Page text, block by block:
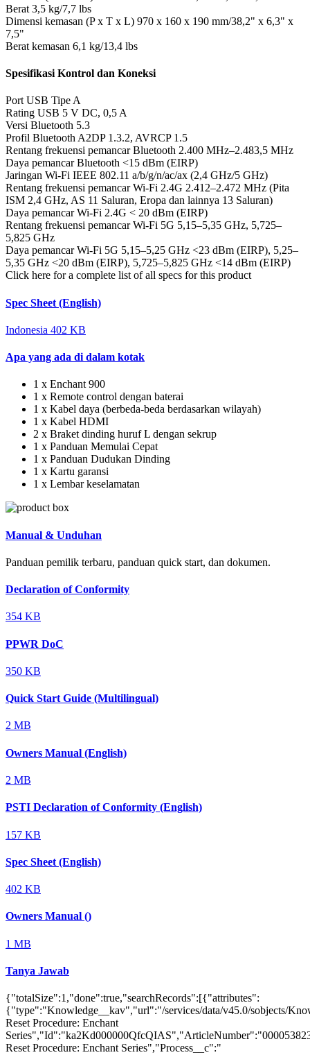
Berat 3,5 kg/7,7 lbs
Dimensi kemasan (P x T x L) 970 x 160 x 190 mm/38,2" x 6,3" x
7,5"
Berat kemasan 6,1 kg/13,4 lbs
Spesifikasi Kontrol dan Koneksi
Port USB Tipe A
Rating USB 5 V DC, 0,5 A
Versi Bluetooth 5.3
Profil Bluetooth A2DP 1.3.2, AVRCP 1.5
Rentang frekuensi pemancar Bluetooth 2.400 MHz–2.483,5 MHz
Daya pemancar Bluetooth <15 dBm (EIRP)
Jaringan Wi-Fi IEEE 802.11 a/b/g/n/ac/ax (2,4 GHz/5 GHz)
Rentang frekuensi pemancar Wi-Fi 2.4G 2.412–2.472 MHz (Pita
ISM 2,4 GHz, AS 11 Saluran, Eropa dan lainnya 13 Saluran)
Daya pemancar Wi-Fi 2.4G < 20 dBm (EIRP)
Rentang frekuensi pemancar Wi-Fi 5G 5,15–5,35 GHz, 5,725–
5,825 GHz
Daya pemancar Wi-Fi 5G 5,15–5,25 GHz <23 dBm (EIRP), 5,25–
5,35 GHz <20 dBm (EIRP), 5,725–5,825 GHz <14 dBm (EIRP)
Click here for a complete list of all specs for this product
Spec Sheet (English)
Indonesia 402 KB
Apa yang ada di dalam kotak
1 x Enchant 900
1 x Remote control dengan baterai
1 x Kabel daya (berbeda-beda berdasarkan wilayah)
1 x Kabel HDMI
2 x Braket dinding huruf L dengan sekrup
1 x Panduan Memulai Cepat
1 x Panduan Dudukan Dinding
1 x Kartu garansi
1 x Lembar keselamatan
Manual & Unduhan
Panduan pemilik terbaru, panduan quick start, dan dokumen.
Declaration of Conformity
354 KB
PPWR DoC
350 KB
Quick Start Guide (Multilingual)
2 MB
Owners Manual (English)
2 MB
PSTI Declaration of Conformity (English)
157 KB
Spec Sheet (English)
402 KB
Owners Manual ()
1 MB
Tanya Jawab
{"totalSize":1,"done":true,"searchRecords":[{"attributes":
{"type":"Knowledge__kav","url":"/services/data/v45.0/sobjects/
Reset Procedure: Enchant
Reset Procedure: Enchant Series","Process__c":"